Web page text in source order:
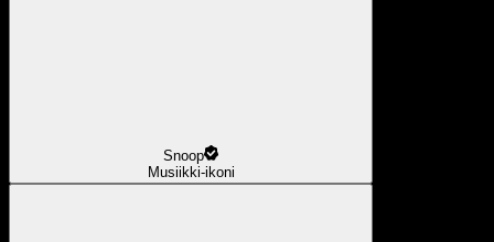
Snoop
Musiikki-ikoni